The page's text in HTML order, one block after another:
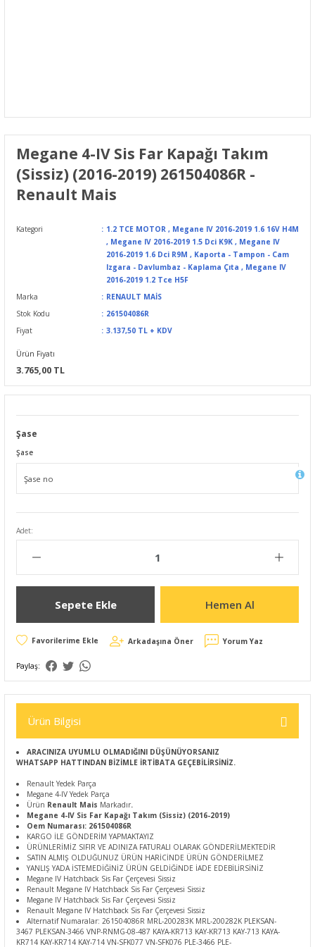
Megane 4-IV Sis Far Kapağı Takım
(Sissiz) (2016-2019) 261504086R -
Renault Mais
Kategori 1.2 TCE MOTOR , Megane IV 2016-2019 1.6 16V H4M
, Megane IV 2016-2019 1.5 Dci K9K , Megane IV
2016-2019 1.6 Dci R9M , Kaporta - Tampon - Cam
Izgara - Davlumbaz - Kaplama Çıta , Megane IV
2016-2019 1.2 Tce H5F
Marka
RENAULT MAİS
Stok Kodu
261504086R
Fiyat
3.137,50 TL + KDV
Ürün Fiyatı
3.765,00 TL
Şase
Şase
Adet:
Sepete Ekle Hemen Al
Arkadaşına Öner Yorum Yaz
Paylaş:
Ürün Bilgisi
ARACINIZA UYUMLU OLMADIĞINI DÜŞÜNÜYORSANIZ
WHATSAPP HATTINDAN BİZİMLE İRTİBATA GEÇEBİLİRSİNİZ.
Renault Yedek Parça
Megane 4-IV Yedek Parça
Ürün Renault Mais Markadır.
Megane 4-IV Sis Far Kapağı Takım (Sissiz) (2016-2019)
Oem Numarası: 261504086R
KARGO İLE GÖNDERİM YAPMAKTAYIZ
ÜRÜNLERİMİZ SIFIR VE ADINIZA FATURALI OLARAK GÖNDERİLMEKTEDİR
SATIN ALMIŞ OLDUĞUNUZ ÜRÜN HARİCİNDE ÜRÜN GÖNDERİLMEZ
YANLIŞ YADA İSTEMEDİĞİNİZ ÜRÜN GELDİĞİNDE İADE EDEBİLİRSİNİZ
Megane IV Hatchback Sis Far Çerçevesi Sissiz
Renault Megane IV Hatchback Sis Far Çerçevesi Sissiz
Megane IV Hatchback Sis Far Çerçevesi Sissiz
Renault Megane IV Hatchback Sis Far Çerçevesi Sissiz
Alternatif Numaralar: 261504086R MRL-200283K MRL-200282K PLEKSAN-
3467 PLEKSAN-3466 VNP-RNMG-08-487 KAYA-KR713 KAY-KR713 KAY-713 KAYA-
KR714 KAY-KR714 KAY-714 VN-SFK077 VN-SFK076 PLE-3466 PLE-